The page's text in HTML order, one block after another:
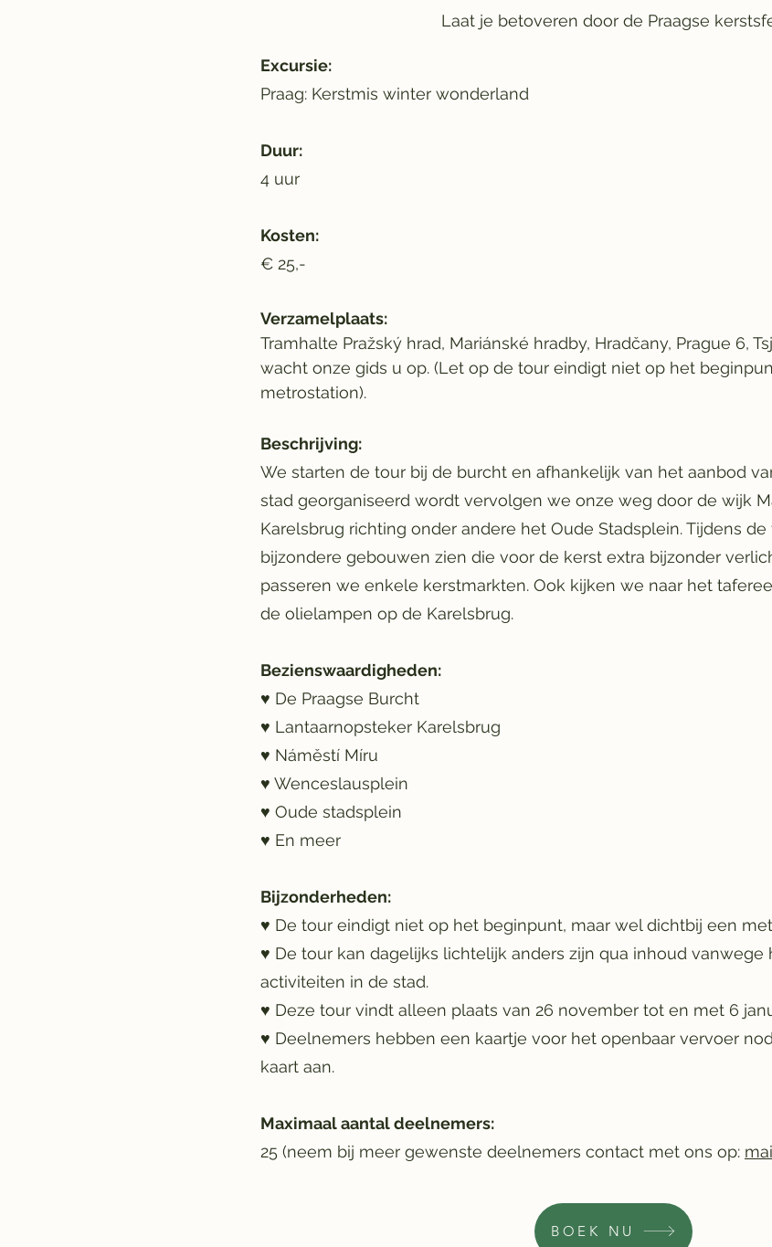
Laat je betoveren door de Praagse
Excursie:
Praag: Kerstmis winter wonderland
Duur:
4 uur
Kosten:
€ 25,-
Verzamelplaats:
Tramhalte Pražský hrad, Mariánské hradby, Hradčany, Prague 6,
wacht onze gids u op. (Let op de tour eindigt niet op het
metrostation).
Beschrijving:
We starten de tour bij de burcht en afhankelijk van het aanbod
stad georganiseerd wordt vervolgen we onze weg door de wijk
Karelsbrug richting onder andere het Oude Stadsplein. Tijdens
bijzondere gebouwen zien die voor de kerst extra bijzonder
passeren we enkele kerstmarkten. Ook kijken we naar het
de olielampen op de Karelsbrug.
Bezienswaardigheden:
♥ De Praagse Burcht
♥ Lantaarnopsteker Karelsbrug
♥ Náměstí Míru
♥ Wenceslausplein
♥ Oude stadsplein
♥ En meer
Bijzonderheden:
♥ De tour eindigt niet op het beginpunt, maar wel dichtbij een
♥ De tour kan dagelijks lichtelijk anders zijn qua inhoud vanwege
activiteiten in de stad.
♥ Deze tour vindt alleen plaats van 26 november tot en met 6
♥ Deelnemers hebben een kaartje voor het openbaar vervoer
kaart aan.
Maximaal aantal deelnemers:
25 (neem bij meer gewenste deelnemers contact met ons op:
BOEK NU